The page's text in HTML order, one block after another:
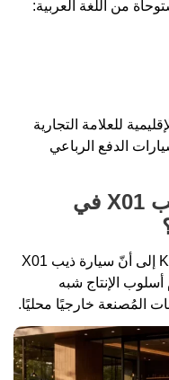
للعلامة التجارية
الدفع الرباعي
هل سيتم تصنيع سيارة ذيب X01 في
يبدو أنّ هذا هو المخطط. تُشير شركة K2 إلى أنّ سيارة ذيب X01
الإنتاج شبه
المُصنعة خارجيًا محليًا.